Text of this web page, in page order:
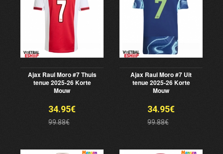
Ajax Raul Moro #7 Thuis
tenue 2025-26 Korte
Mouw
34.95€
99.88€
Ajax Raul Moro #7 Uit
tenue 2025-26 Korte
Mouw
34.95€
99.88€